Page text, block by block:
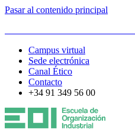
Pasar al contenido principal
Campus virtual
Sede electrónica
Canal Ético
Contacto
+34 91 349 56 00